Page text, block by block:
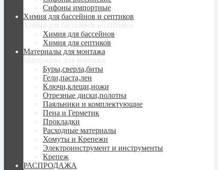
Сифоны импортные
Химия для бассейнов и септиков
Химия для бассейнов и септиков
Химия для бассейнов
Химия для септиков
Материалы для монтажа
Материалы для монтажа
Буры,сверла,биты
Гели,паста,лен
Ключи,клещи,ножи
Отрезные диски,полотна
Паяльники и комплектующие
Пена и Герметик
Прокладки
Расходные материалы
Хомуты и Крепежи
Электроинструмент и инструменты
Крепеж
РАСПРОДАЖА